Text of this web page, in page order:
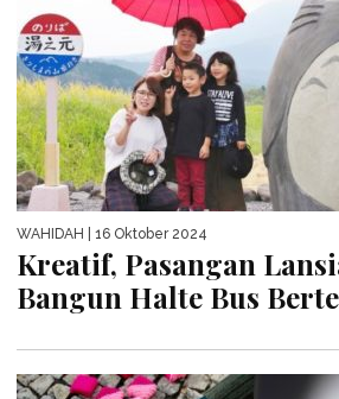
WAHIDAH | 16 Oktober 2024
Kreatif, Pasangan
Bangun Halte Bus